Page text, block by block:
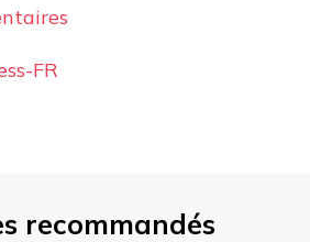
FR
recommandés